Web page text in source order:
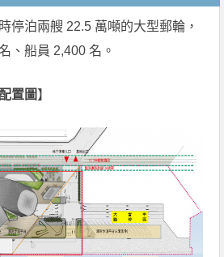
停泊兩艘 22.5 萬噸的大型郵輪，
、船員 2,400 名。
置圖】